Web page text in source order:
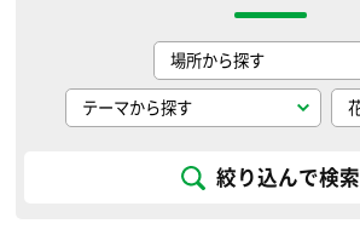
絞り込んで検索